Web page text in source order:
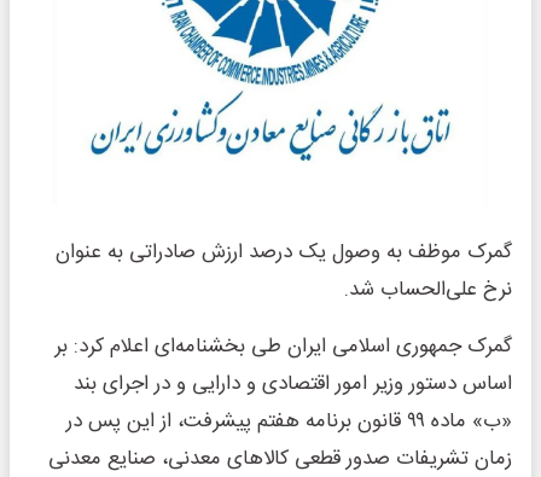
گمرک موظف به وصول یک درصد ارزش صادراتی به عنوان
نرخ علی‌الحساب شد.
گمرک جمهوری اسلامی ایران طی بخشنامه‌ای اعلام کرد: بر
اساس دستور وزیر امور اقتصادی و دارایی و در اجرای بند
«ب» ماده ۹۹ قانون برنامه هفتم پیشرفت، از این پس در
زمان تشریفات صدور قطعی کالاهای معدنی، صنایع معدنی